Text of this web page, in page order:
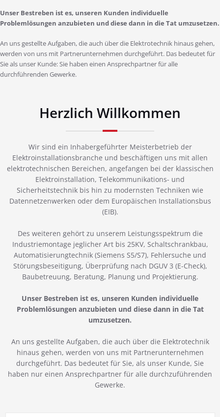
Unser Bestreben ist es, unseren Kunden individuelle
Problemlösungen anzubieten und diese dann in die Tat umzusetzen.
An uns gestellte Aufgaben, die auch über die Elektrotechnik hinaus gehen,
werden von uns mit Partnerunternehmen durchgeführt. Das bedeutet für
Sie als unser Kunde: Sie haben einen Ansprechpartner für alle
durchführenden Gewerke.
Herzlich Willkommen
Wir sind ein Inhabergeführter Meisterbetrieb der
Elektroinstallationsbranche und beschäftigen uns mit allen
elektrotechnischen Bereichen, angefangen bei der klassischen
Elektroinstallation, Telekommunikations- und
Sicherheitstechnik bis hin zu modernsten Techniken wie
Datennetzenwerken oder dem Europäischen Installationsbus
(EIB).
Des weiteren gehört zu unserem Leistungsspektrum die
Industriemontage jeglicher Art bis 25KV, Schaltschrankbau,
Automatisierungtechnik (Siemens S5/S7), Fehlersuche und
Störungsbeseitigung, Überprüfung nach DGUV 3 (E-Check),
Baubetreuung, Beratung, Planung und Projektierung.
Unser Bestreben ist es, unseren Kunden individuelle
Problemlösungen anzubieten und diese dann in die Tat
umzusetzen.
An uns gestellte Aufgaben, die auch über die Elektrotechnik
hinaus gehen, werden von uns mit Partnerunternehmen
durchgeführt. Das bedeutet für Sie, als unser Kunde, Sie
haben nur einen Ansprechpartner für alle durchzuführenden
Gewerke.